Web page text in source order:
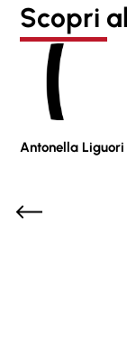
Scopri
Antonella Liguori